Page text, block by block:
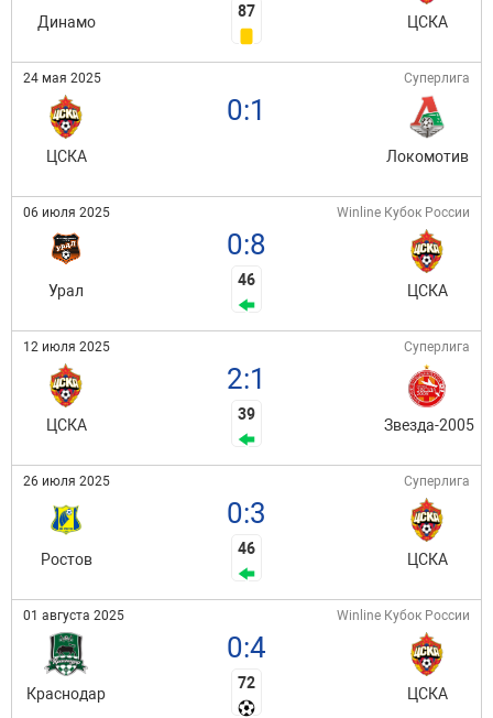
Динамо
87
ЦСКА
24 мая 2025 Суперлига
ЦСКА
0:1
Локомотив
06 июля 2025 Winline Кубок России
Урал
0:8
46
ЦСКА
12 июля 2025 Суперлига
ЦСКА
2:1
39
Звезда-2005
26 июля 2025 Суперлига
Ростов
0:3
46
ЦСКА
01 августа 2025 Winline Кубок России
Краснодар
0:4
72
ЦСКА